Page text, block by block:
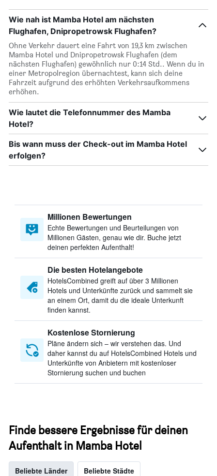
Wie nah ist Mamba Hotel am nächsten
Flughafen, Dnipropetrowsk Flughafen?
Ohne Verkehr dauert eine Fahrt von 19,3 km zwischen
Mamba Hotel und Dnipropetrowsk Flughafen (dem
nächsten Flughafen) gewöhnlich nur 0:14 Std.. Wenn du in
einer Metropolregion übernachtest, kann sich deine
Fahrzeit aufgrund des erhöhten Verkehrsaufkommens
erhöhen.
Wie lautet die Telefonnummer des Mamba
Hotel?
Bis wann muss der Check-out im Mamba Hotel
erfolgen?
Millionen Bewertungen
Echte Bewertungen und Beurteilungen von
Millionen Gästen, genau wie dir. Buche jetzt
deinen perfekten Aufenthalt!
Die besten Hotelangebote
HotelsCombined greift auf über 3 Millionen
Hotels und Unterkünfte zurück und sammelt sie
an einem Ort, damit du die ideale Unterkunft
finden kannst.
Kostenlose Stornierung
Pläne ändern sich – wir verstehen das. Und
daher kannst du auf HotelsCombined Hotels und
Unterkünfte von Anbietern mit kostenloser
Stornierung suchen und buchen
Finde bessere Ergebnisse für deinen
Aufenthalt in Mamba Hotel
Beliebte Länder Beliebte Städte